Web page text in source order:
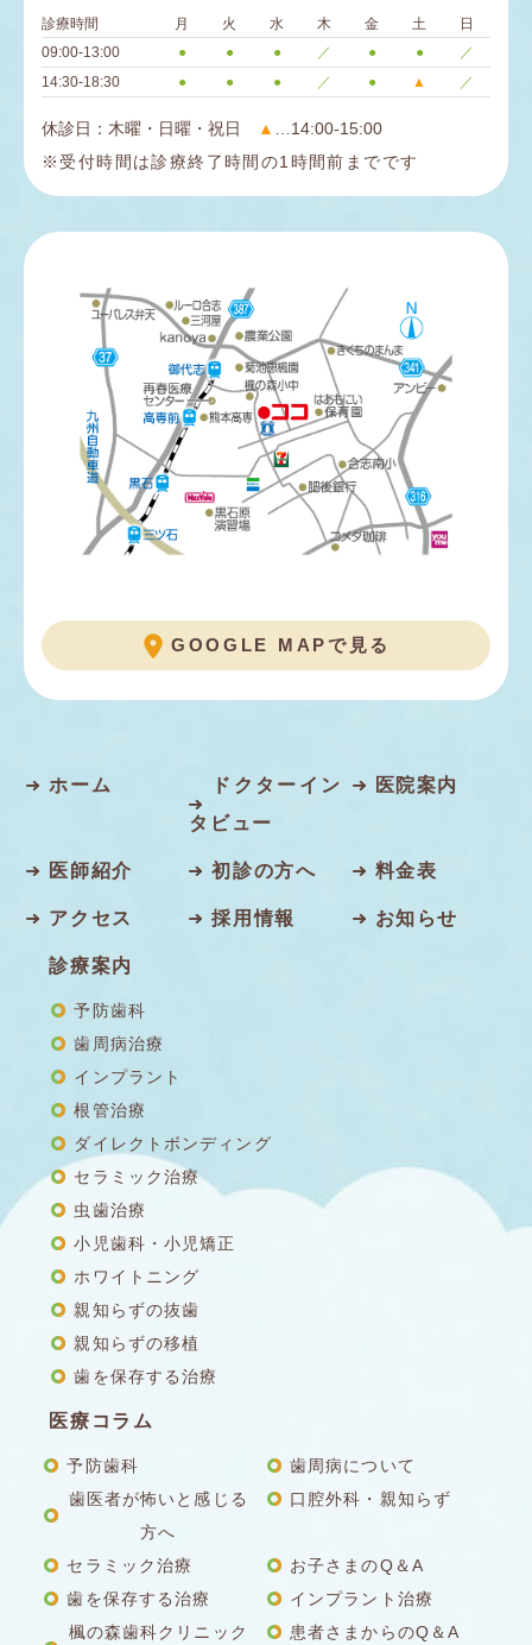
診療時間 月 火 水 木 金 土
日
09:00-13:00
● ● ● ／ ● ●
／
14:30-18:30
● ● ● ／ ● ▲ ／
休診日：木曜・日曜・祝日 ▲
…14:00-15:00
※受付時間は診療終了時間の1時間前までです
GOOGLE MAPで見る
ホーム
ドクターイン
タビュー
医院案内
医師紹介 初診の方へ 料金表
アクセス 採用情報 お知らせ
診療案内
予防歯科
歯周病治療
インプラント
根管治療
ダイレクトボンディング
セラミック治療
虫歯治療
小児歯科・小児矯正
ホワイトニング
親知らずの抜歯
親知らずの移植
歯を保存する治療
医療コラム
予防歯科
歯周病について
歯医者が怖いと感じる
方へ
口腔外科・親知らず
セラミック治療
お子さまのQ＆A
歯を保存する治療
インプラント治療
楓の森歯科クリニック
患者さまからのQ＆A